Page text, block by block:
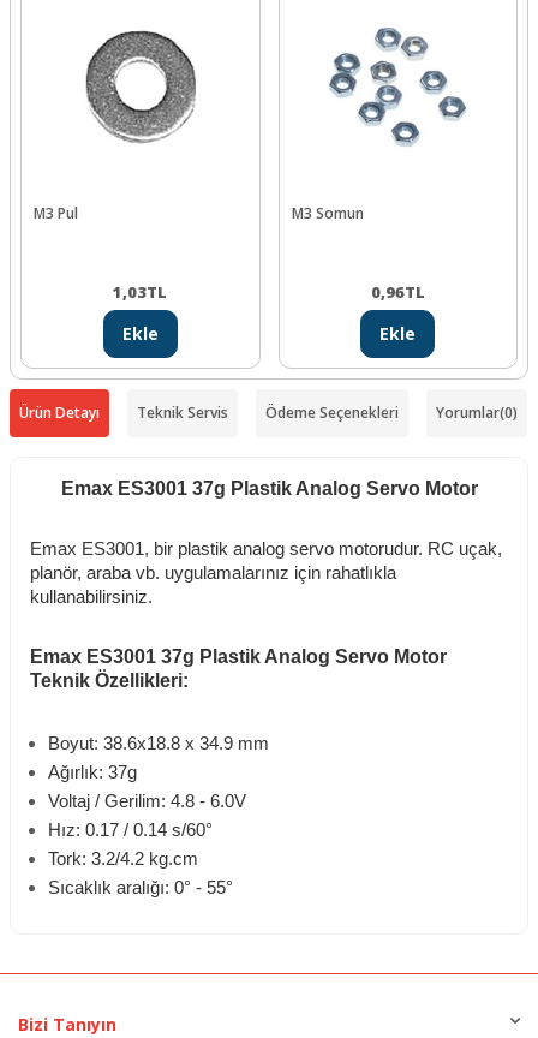
M3 Pul
1,03TL
Ekle
M3 Somun
0,96TL
Ekle
Ürün Detayı Teknik Servis Ödeme Seçenekleri Yorumlar(0)
Emax ES3001 37g Plastik Analog Servo Motor
Emax ES3001, bir plastik analog servo motorudur. RC uçak,
planör, araba vb. uygulamalarınız için rahatlıkla
kullanabilirsiniz.
Emax ES3001 37g Plastik Analog Servo Motor
Teknik Özellikleri:
Boyut: 38.6x18.8 x 34.9 mm
Ağırlık: 37g
Voltaj / Gerilim: 4.8 - 6.0V
Hız: 0.17 / 0.14 s/60°
Tork: 3.2/4.2 kg.cm
Sıcaklık aralığı: 0° - 55°
Bizi Tanıyın